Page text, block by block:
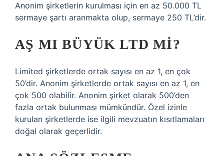
Anonim şirketlerin kurulması için en az 50.000 TL
sermaye şartı aranmakta olup, sermaye 250 TL’dir.
AŞ MI BÜYÜK LTD MI?
Limited şirketlerde ortak sayısı en az 1, en çok
50’dir. Anonim şirketlerde ortak sayısı en az 1, en
çok 500 olabilir. Anonim şirket olarak 500’den
fazla ortak bulunması mümkündür. Özel izinle
kurulan şirketlerde ise ilgili mevzuatın kısıtlamaları
doğal olarak geçerlidir.